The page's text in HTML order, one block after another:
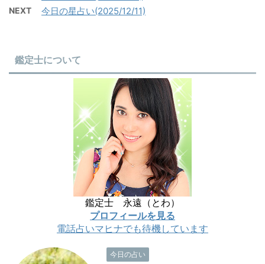
NEXT 今日の星占い(2025/12/11)
鑑定士について
鑑定士 永遠（とわ）
プロフィールを見る
電話占いマヒナでも待機しています
今日の占い